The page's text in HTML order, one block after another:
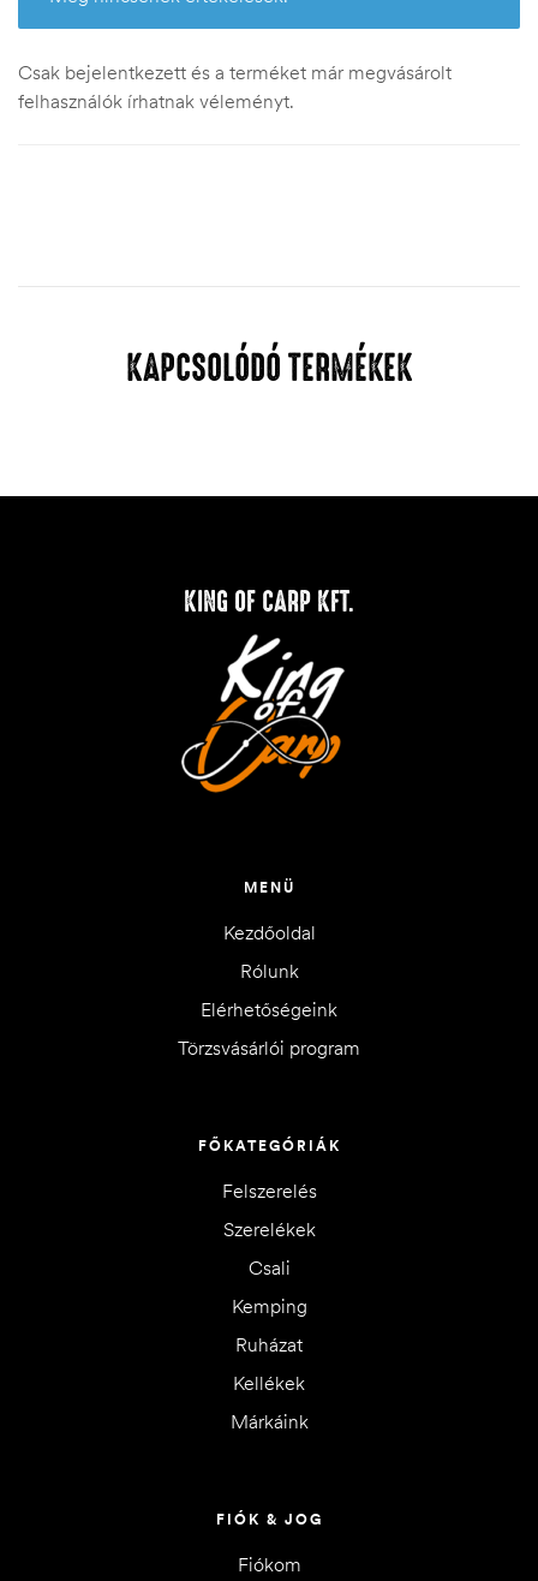
Csak bejelentkezett és a terméket már megvásárolt
felhasználók írhatnak véleményt.
KAPCSOLÓDÓ TERMÉKEK
KING OF CARP KFT.
MENÜ
Kezdőoldal
Rólunk
Elérhetőségeink
Törzsvásárlói program
FŐKATEGÓRIÁK
Felszerelés
Szerelékek
Csali
Kemping
Ruházat
Kellékek
Márkáink
FIÓK & JOG
Fiókom